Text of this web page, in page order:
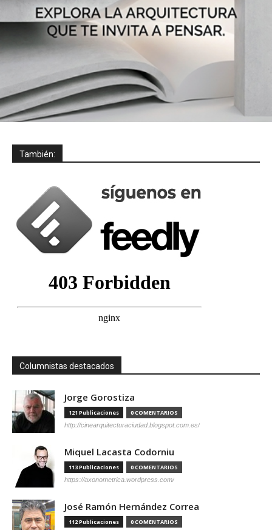
También:
Columnistas destacados
Jorge Gorostiza
121 Publicaciones 0 COMENTARIOS
http://cinearquitecturaciudad.blogspot.com.es/
Miquel Lacasta Codorniu
113 Publicaciones 0 COMENTARIOS
https://axonometrica.wordpress.com/
José Ramón Hernández Correa
112 Publicaciones 0 COMENTARIOS